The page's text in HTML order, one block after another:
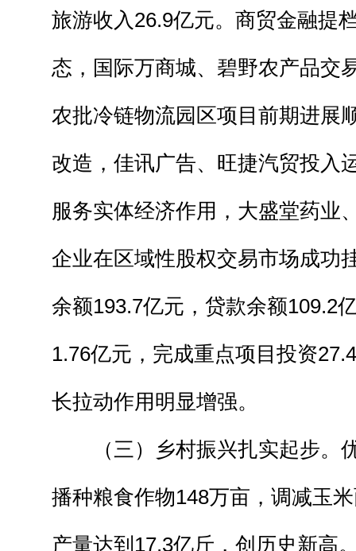
旅游收入26.9亿元。商贸金融提
态，国际万商城、碧野农产品交
农批冷链物流园区项目前期进展
改造，佳讯广告、旺捷汽贸投入
服务实体经济作用，大盛堂药业
企业在区域性股权交易市场成功
余额193.7亿元，贷款余额109.2
1.76亿元，完成重点项目投资
长拉动作用明显增强。
（三）乡村振兴扎实起步。
播种粮食作物148万亩，调减玉
产量达到17.3亿斤，创历史新高